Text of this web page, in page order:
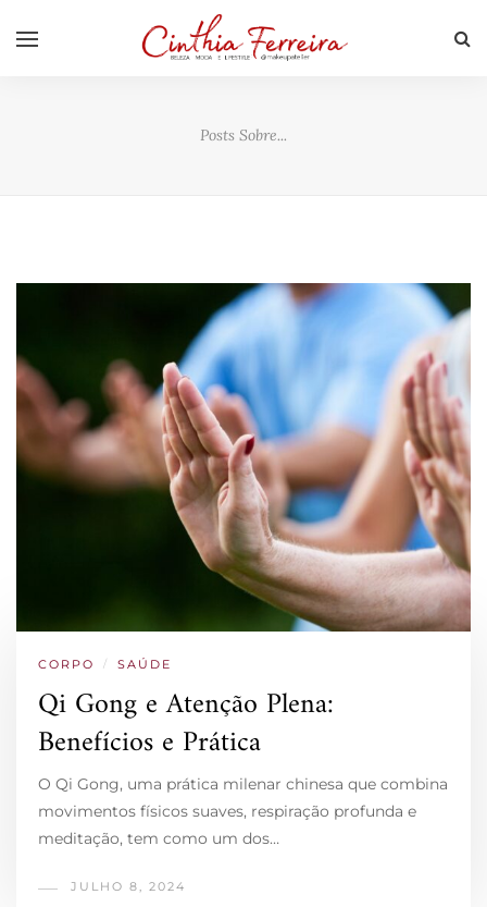
Posts Sobre...
CORPO / SAÚDE
Qi Gong e Atenção Plena:
Benefícios e Prática
O Qi Gong, uma prática milenar chinesa que combina
movimentos físicos suaves, respiração profunda e
meditação, tem como um dos…
JULHO 8, 2024